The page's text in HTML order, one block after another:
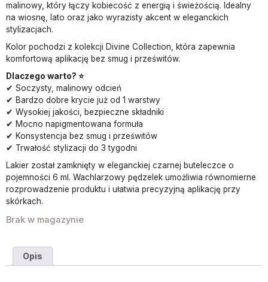
malinowy, który łączy kobiecość z energią i świeżością. Idealny
na wiosnę, lato oraz jako wyrazisty akcent w eleganckich
stylizacjach.
Kolor pochodzi z kolekcji Divine Collection, która zapewnia
komfortową aplikację bez smug i prześwitów.
Dlaczego warto? ⭐
✔ Soczysty, malinowy odcień
✔ Bardzo dobre krycie już od 1 warstwy
✔ Wysokiej jakości, bezpieczne składniki
✔ Mocno napigmentowana formuła
✔ Konsystencja bez smug i prześwitów
✔ Trwałość stylizacji do 3 tygodni
Lakier został zamknięty w eleganckiej czarnej buteleczce o
pojemności 6 ml. Wachlarzowy pędzelek umożliwia równomierne
rozprowadzenie produktu i ułatwia precyzyjną aplikację przy
skórkach.
Brak w magazynie
Opis